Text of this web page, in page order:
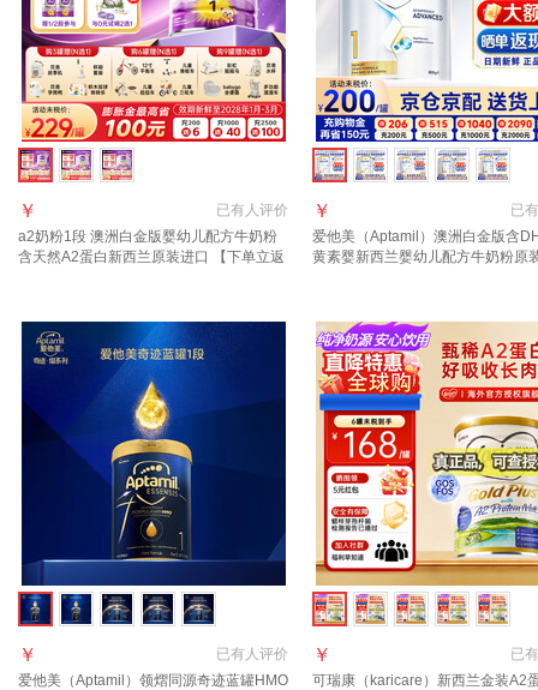
已有人评价
￥
a2奶粉1段 澳洲白金版婴幼儿配方牛奶粉
含天然A2蛋白新西兰原装进口 【下单立返
已有
￥
爱他美（Aptamil）澳洲白金版含
黄素婴新西兰婴幼儿配方牛奶粉原
已有人评价
￥
爱他美（Aptamil）领熠同源奇迹蓝罐HMO
已有
￥
可瑞康（karicare）新西兰金装A2